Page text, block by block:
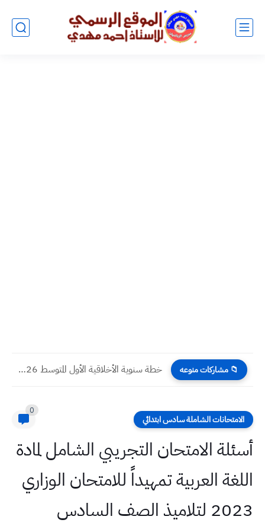
📁 مشاركات منوعه خطة سنوية الأخلاقية الأول المتوسط 2026
الامتحانات الشاملة سادس ابتدائي
0
أسئلة الامتحان التجريبي الشامل لمادة
اللغة العربية تمهيداً للامتحان الوزاري
2023 لتلاميذ الصف السادس